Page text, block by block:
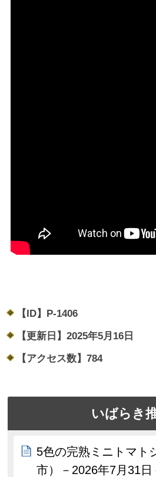
【ID】 P-1406
【更新日】 2025年5月16日
【アクセス数】 784
いばらき
5色の完熟ミニトマト
市）－2026年7月31日